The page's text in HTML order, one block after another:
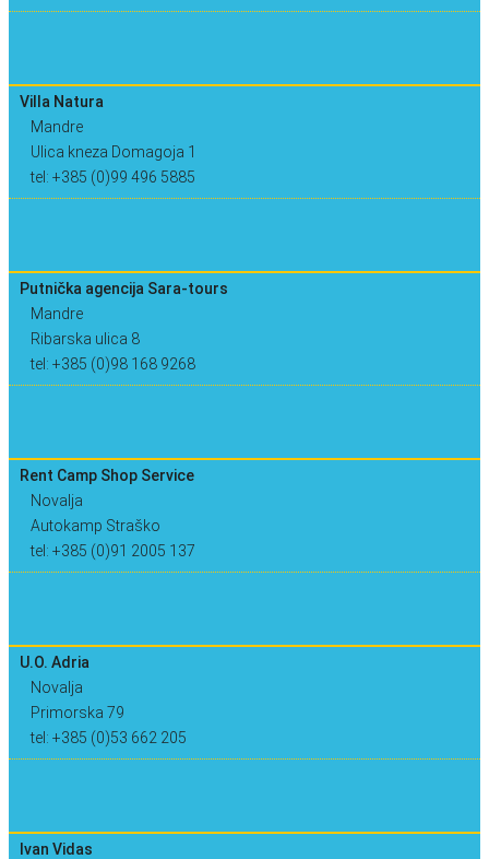
Villa Natura
Mandre
Ulica kneza Domagoja 1
tel: +385 (0)99 496 5885
Putnička agencija Sara-tours
Mandre
Ribarska ulica 8
tel: +385 (0)98 168 9268
Rent Camp Shop Service
Novalja
Autokamp Straško
tel: +385 (0)91 2005 137
U.O. Adria
Novalja
Primorska 79
tel: +385 (0)53 662 205
Ivan Vidas